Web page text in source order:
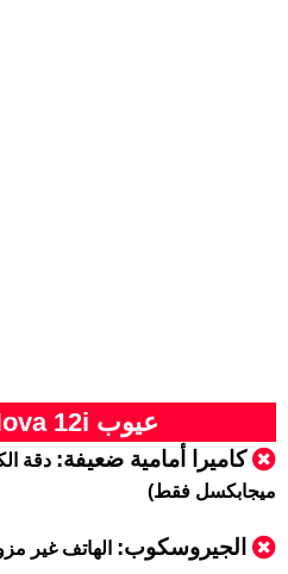
عيوب Huawei Nova 12i
كاميرا أمامية ضعيفة:
ميجابكسل فقط)
الجيروسكوب: الهاتف غير